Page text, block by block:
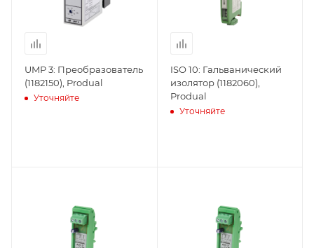
UMP 3: Преобразователь
(1182150), Produal
Уточняйте
ISO 10: Гальванический
изолятор (1182060),
Produal
Уточняйте